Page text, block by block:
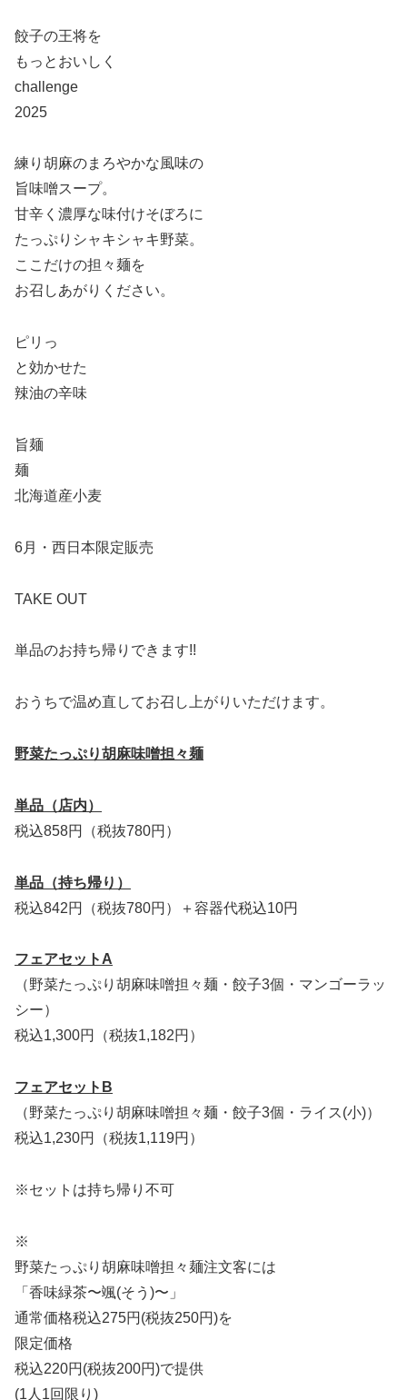
餃子の王将を
もっとおいしく
challenge
2025
練り胡麻のまろやかな風味の
旨味噌スープ。
甘辛く濃厚な味付けそぼろに
たっぷりシャキシャキ野菜。
ここだけの担々麺を
お召しあがりください。
ピリっ
と効かせた
辣油の辛味
旨麺
麺
北海道産小麦
6月・西日本限定販売
TAKE OUT
単品のお持ち帰りできます!!
おうちで温め直してお召し上がりいただけます。
野菜たっぷり胡麻味噌担々麺
単品（店内）
税込858円（税抜780円）
単品（持ち帰り）
税込842円（税抜780円）＋容器代税込10円
フェアセットA
（野菜たっぷり胡麻味噌担々麺・餃子3個・マンゴーラッ
シー）
税込1,300円（税抜1,182円）
フェアセットB
（野菜たっぷり胡麻味噌担々麺・餃子3個・ライス(小)）
税込1,230円（税抜1,119円）
※セットは持ち帰り不可
※
野菜たっぷり胡麻味噌担々麺注文客には
「香味緑茶〜颯(そう)〜」
通常価格税込275円(税抜250円)を
限定価格
税込220円(税抜200円)で提供
(1人1回限り)